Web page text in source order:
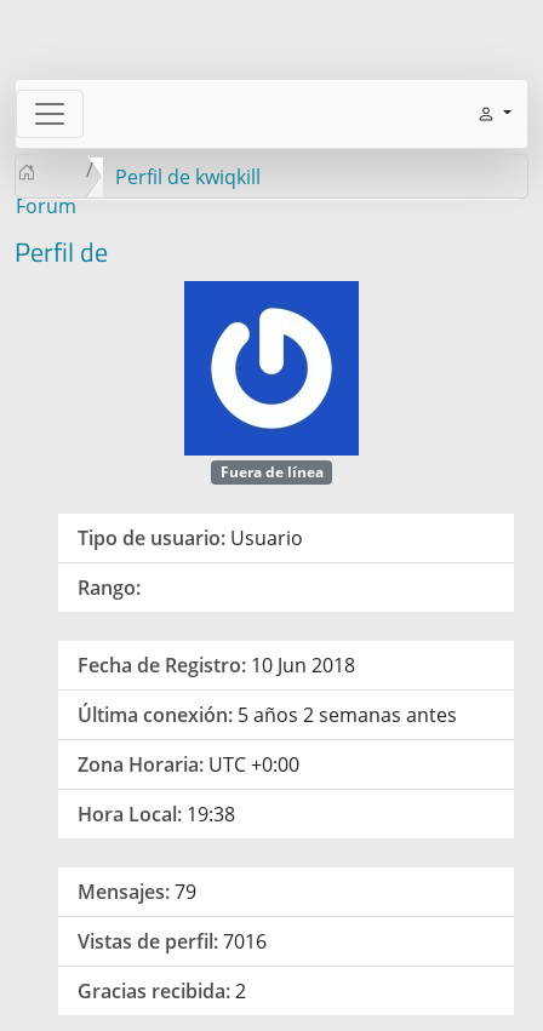
Forum
Perfil de kwiqkill
Perfil de
Fuera de línea
Tipo de usuario: Usuario
Rango:
Fecha de Registro: 10 Jun 2018
Última conexión: 5 años 2 semanas antes
Zona Horaria: UTC +0:00
Hora Local: 19:38
Mensajes:79
Vistas de perfil:7016
Gracias recibida:2